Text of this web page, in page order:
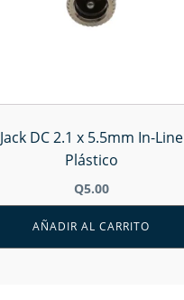
Jack DC 2.1 x 5.5mm In-Line
Plástico
Q5.00
AÑADIR AL CARRITO